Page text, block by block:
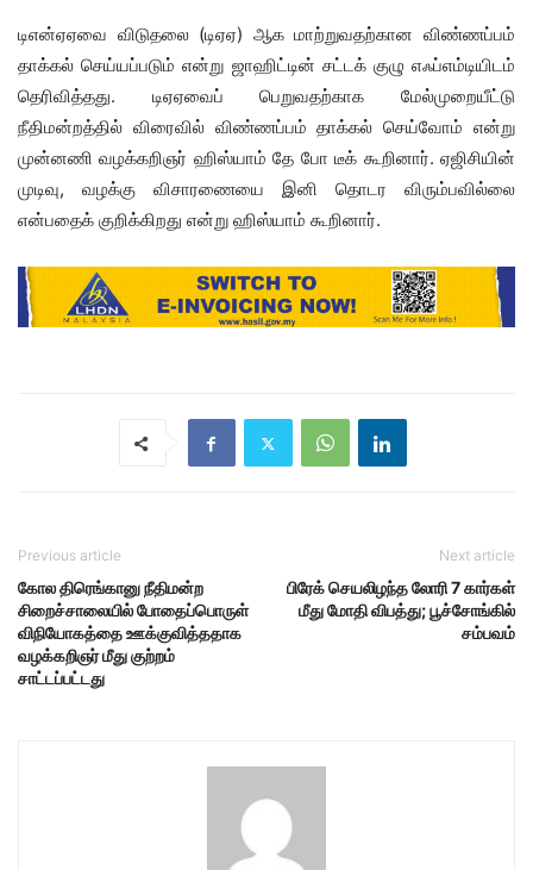
டிஎன்ஏஏவை விடுதலை (டிஏஏ) ஆக மாற்றுவதற்கான விண்ணப்பம்
தாக்கல் செய்யப்படும் என்று ஜாஹிட்டின் சட்டக் குழு எஃப்எம்டியிடம்
தெரிவித்தது. டிஏஏவைப் பெறுவதற்காக மேல்முறையீட்டு
நீதிமன்றத்தில் விரைவில் விண்ணப்பம் தாக்கல் செய்வோம் என்று
முன்னணி வழக்கறிஞர் ஹிஸ்யாம் தே போ டீக் கூறினார். ஏஜிசியின்
முடிவு, வழக்கு விசாரணையை இனி தொடர விரும்பவில்லை
என்பதைக் குறிக்கிறது என்று ஹிஸ்யாம் கூறினார்.
Previous article
கோல திரெங்கானு நீதிமன்ற
சிறைச்சாலையில் போதைப்பொருள்
விநியோகத்தை ஊக்குவித்ததாக
வழக்கறிஞர் மீது குற்றம்
சாட்டப்பட்டது
Next article
பிரேக் செயலிழந்த லோரி 7 கார்கள்
மீது மோதி விபத்து; பூச்சோங்கில்
சம்பவம்